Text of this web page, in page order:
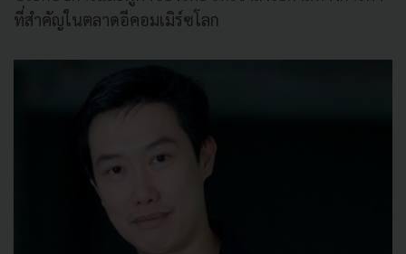
ที่สำคัญในตลาดอีคอมเมิร์ซโลก